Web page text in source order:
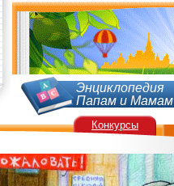
Энциклопедия
Папам и Мамам
Конкурсы